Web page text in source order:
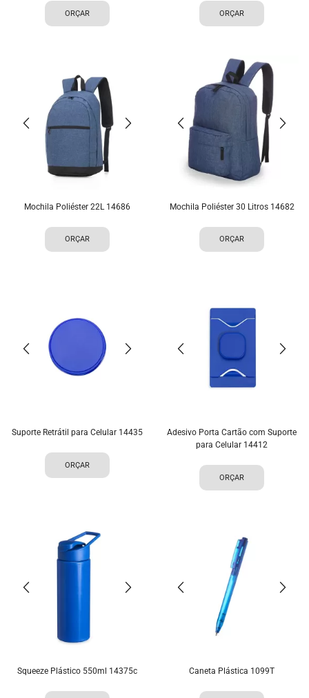
ORÇAR ORÇAR
Mochila Poliéster 22L 14686
ORÇAR
Mochila Poliéster 30 Litros 14682
ORÇAR
Suporte Retrátil para Celular 14435
ORÇAR
Adesivo Porta Cartão com Suporte
para Celular 14412
ORÇAR
Squeeze Plástico 550ml 14375c Caneta Plástica 1099T